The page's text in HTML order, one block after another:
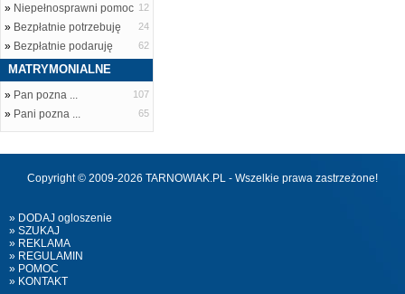
» Niepełnosprawni pomoc 12
» Bezpłatnie potrzebuję 24
» Bezpłatnie podaruję 62
MATRYMONIALNE
» Pan pozna ... 107
» Pani pozna ... 65
Copyright © 2009-2026 TARNOWIAK.PL - Wszelkie prawa zastrzeżone!
» DODAJ ogloszenie
» SZUKAJ
» REKLAMA
» REGULAMIN
» POMOC
» KONTAKT